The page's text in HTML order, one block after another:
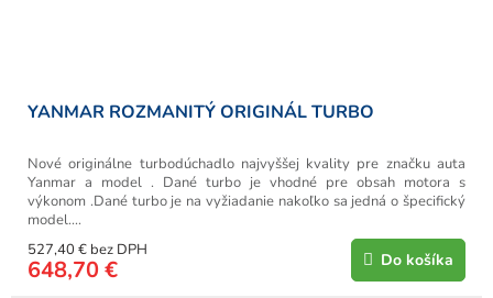
YANMAR ROZMANITÝ ORIGINÁL TURBO
527,40 € bez DPH
648,70 € Do košíka
Nové originálne turbodúchadlo najvyššej kvality pre značku auta
Yanmar a model . Dané turbo je vhodné pre obsah motora s
výkonom .Dané turbo je na vyžiadanie nakoľko sa jedná o špecifický
model....